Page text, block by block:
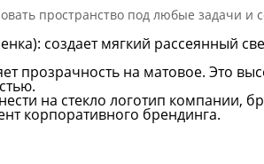
пространство под любые задачи и
создает мягкий рассеянный
прозрачность на матовое. Это
на стекло логотип
корпоративного брендинга.